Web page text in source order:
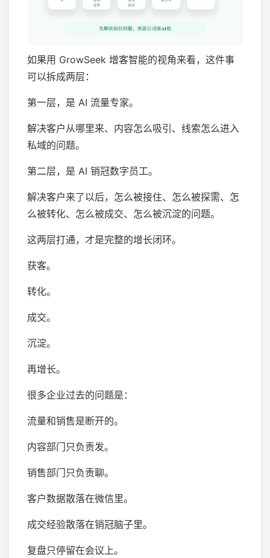
如果用 GrowSeek 增客智能的视角来看，这件事
可以拆成两层：
第一层，是 AI 流量专家。
解决客户从哪里来、内容怎么吸引、线索怎么进入
私域的问题。
第二层，是 AI 销冠数字员工。
解决客户来了以后，怎么被接住、怎么被探需、怎
么被转化、怎么被成交、怎么被沉淀的问题。
这两层打通，才是完整的增长闭环。
获客。
转化。
成交。
沉淀。
再增长。
很多企业过去的问题是：
流量和销售是断开的。
内容部门只负责发。
销售部门只负责聊。
客户数据散落在微信里。
成交经验散落在销冠脑子里。
复盘只停留在会议上。